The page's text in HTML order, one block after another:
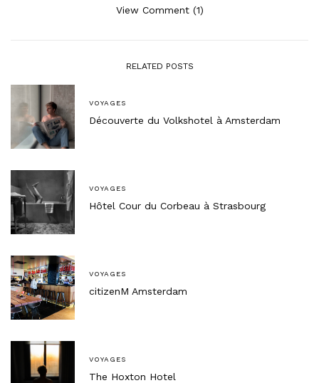
View Comment (1)
RELATED POSTS
VOYAGES
Découverte du Volkshotel à Amsterdam
VOYAGES
Hôtel Cour du Corbeau à Strasbourg
VOYAGES
citizenM Amsterdam
VOYAGES
The Hoxton Hotel